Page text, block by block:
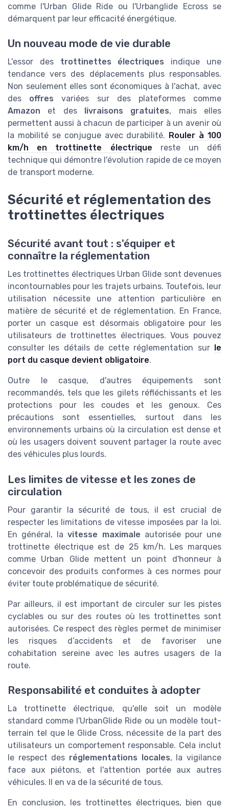
comme l'Urban Glide Ride ou l'Urbanglide Ecross se
démarquent par leur efficacité énergétique.
Un nouveau mode de vie durable
L'essor des trottinettes électriques indique une
tendance vers des déplacements plus responsables.
Non seulement elles sont économiques à l'achat, avec
des offres variées sur des plateformes comme
Amazon et des livraisons gratuites, mais elles
permettent aussi à chacun de participer à un avenir où
la mobilité se conjugue avec durabilité. Rouler à 100
km/h en trottinette électrique reste un défi
technique qui démontre l'évolution rapide de ce moyen
de transport moderne.
Sécurité et réglementation des
trottinettes électriques
Sécurité avant tout : s'équiper et
connaître la réglementation
Les trottinettes électriques Urban Glide sont devenues
incontournables pour les trajets urbains. Toutefois, leur
utilisation nécessite une attention particulière en
matière de sécurité et de réglementation. En France,
porter un casque est désormais obligatoire pour les
utilisateurs de trottinettes électriques. Vous pouvez
consulter les détails de cette réglementation sur
le
port du casque devient obligatoire.
Outre le casque, d'autres équipements sont
recommandés, tels que les gilets réfléchissants et les
protections pour les coudes et les genoux. Ces
précautions sont essentielles, surtout dans les
environnements urbains où la circulation est dense et
où les usagers doivent souvent partager la route avec
des véhicules plus lourds.
Les limites de vitesse et les zones de
circulation
Pour garantir la sécurité de tous, il est crucial de
respecter les limitations de vitesse imposées par la loi.
En général, lavitesse maximale autorisée pour une
trottinette électrique est de 25 km/h. Les marques
comme Urban Glide mettent un point d'honneur à
concevoir des produits conformes à ces normes pour
éviter toute problématique de sécurité.
Par ailleurs, il est important de circuler sur les pistes
cyclables ou sur des routes où les trottinettes sont
autorisées. Ce respect des règles permet de minimiser
les risques d’accidents et de favoriser une
cohabitation sereine avec les autres usagers de la
route.
Responsabilité et conduites à adopter
La trottinette électrique, qu'elle soit un modèle
standard comme l'UrbanGlide Ride ou un modèle tout-
terrain tel que le Glide Cross, nécessite de la part des
utilisateurs un comportement responsable. Cela inclut
le respect des réglementations locales, la vigilance
face aux piétons, et l'attention portée aux autres
véhicules. Il en va de la sécurité de tous.
En conclusion, les trottinettes électriques, bien que